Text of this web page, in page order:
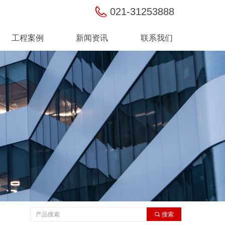
工程案例
工程案例
新闻资讯
新闻资讯
联系我们
联系我们
021-31253888
끠 搜索